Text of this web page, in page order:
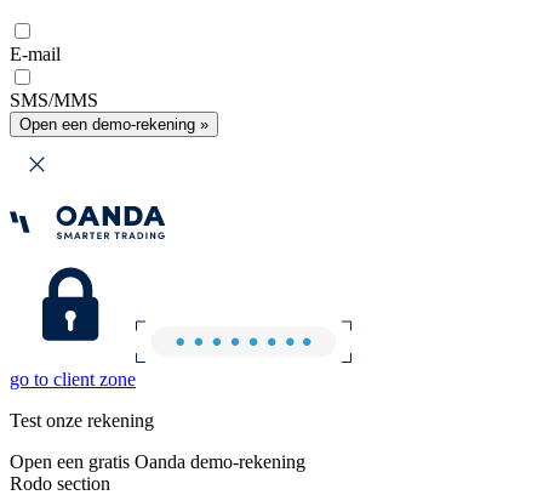
E-mail
SMS/MMS
Open een demo-rekening »
go to client zone
Test onze rekening
Open een gratis Oanda demo-rekening
Rodo section